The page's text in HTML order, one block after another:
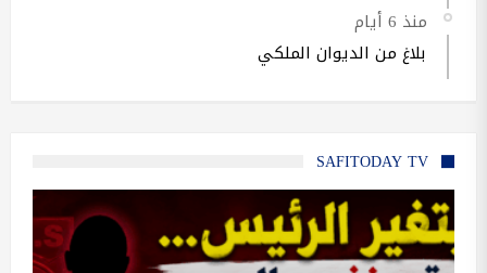
منذ 6 أيام
بلاغ من الديوان الملكي
SAFITODAY TV